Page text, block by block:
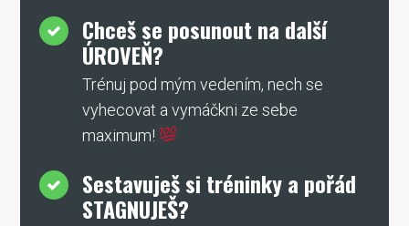
Chceš se posunout na další
ÚROVEŇ?
Trénuj pod mým vedením, nech se
vyhecovat a vymáčkni ze sebe
maximum!
Sestavuješ si tréninky a pořád
STAGNUJEŠ?